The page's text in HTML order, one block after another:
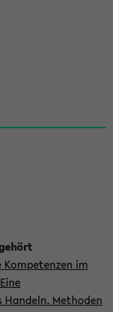
Kompetenzen im
Methoden